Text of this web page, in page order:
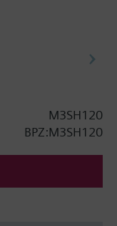
M3SH120
BPZ:M3SH120